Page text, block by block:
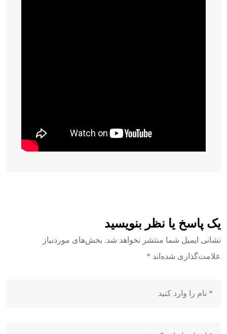
یک پاسخ یا نظر بنویسید
نشانی ایمیل شما منتشر نخواهد شد. بخش‌های موردنیاز
علامت‌گذاری شده‌اند *